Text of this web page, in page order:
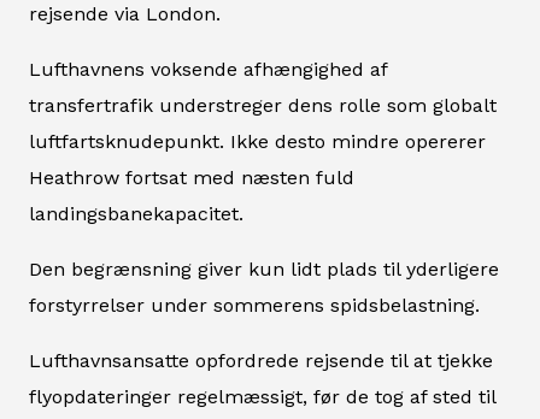
rejsende via London.
Lufthavnens voksende afhængighed af
transfertrafik understreger dens rolle som globalt
luftfartsknudepunkt. Ikke desto mindre opererer
Heathrow fortsat med næsten fuld
landingsbanekapacitet.
Den begrænsning giver kun lidt plads til yderligere
forstyrrelser under sommerens spidsbelastning.
Lufthavnsansatte opfordrede rejsende til at tjekke
flyopdateringer regelmæssigt, før de tog af sted til